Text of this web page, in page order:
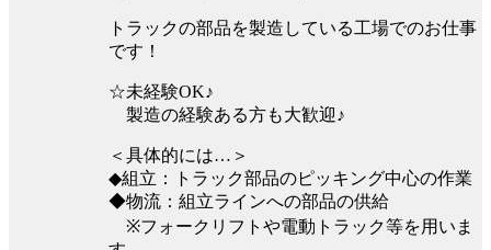
トラックの部品を製造している工場でのお仕事
です！
☆未経験OK♪
製造の経験ある方も大歓迎♪
＜具体的には…＞
◆組立：トラック部品のピッキング中心の作業
◆物流：組立ラインへの部品の供給
※フォークリフトや電動トラック等を用いま